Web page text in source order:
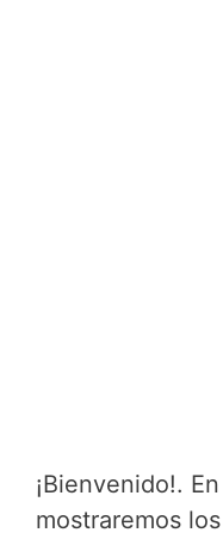
¡Bienvenido!.
mostraremos los